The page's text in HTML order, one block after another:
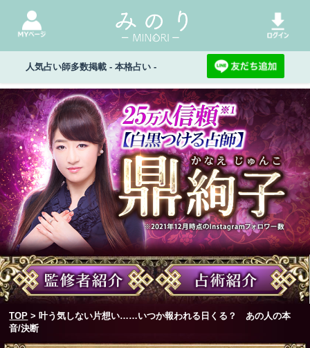
人気占い師多数掲載 - 本格占い -
TOP > 叶う気しない片想い……いつか報われる日くる？ あの人の本
音/決断